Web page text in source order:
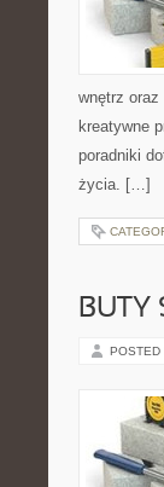
wnętrz
kreatywne
poradniki
życia. […]
BUTY
POSTED